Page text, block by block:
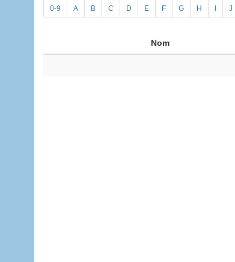
0-9 A B C D E F G H J
Nom